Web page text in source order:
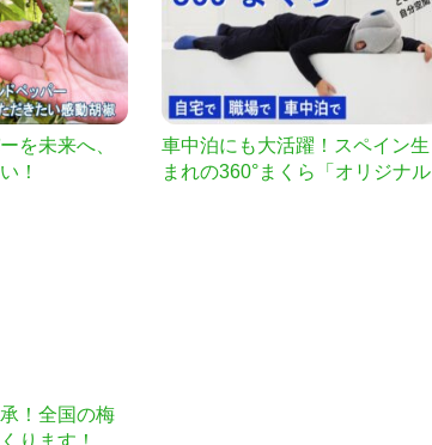
を未来へ、
！
車中泊にも大活躍！スペイン生
まれの360°まくら「オリジナル
！全国の梅
ります！